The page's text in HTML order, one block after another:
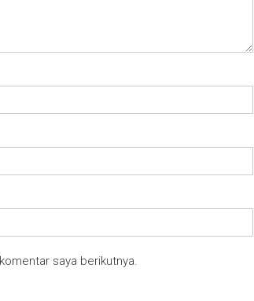
saya berikutnya.